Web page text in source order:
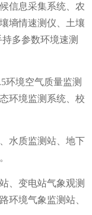
信息采集系统、农
墒情速测仪、土壤
多参数环境速测
环境空气质量监测
环境监测系统、校
水质监测站、地下
、变电站气象观测
环境气象监测站、